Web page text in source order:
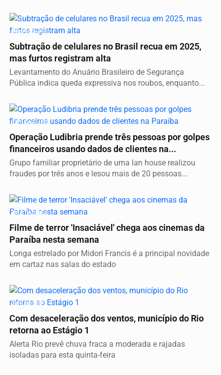
DESTAQUES
Subtração de celulares no Brasil recua em 2025,
mas furtos registram alta
Levantamento do Anuário Brasileiro de Segurança
Pública indica queda expressiva nos roubos, enquanto...
DESTAQUES
Operação Ludibria prende três pessoas por golpes
financeiros usando dados de clientes na...
Grupo familiar proprietário de uma lan house realizou
fraudes por três anos e lesou mais de 20 pessoas...
DESTAQUES
Filme de terror 'Insaciável' chega aos cinemas da
Paraíba nesta semana
Longa estrelado por Midori Francis é a principal novidade
em cartaz nas salas do estado
DESTAQUES
Com desaceleração dos ventos, município do Rio
retorna ao Estágio 1
Alerta Rio prevê chuva fraca a moderada e rajadas
isoladas para esta quinta-feira